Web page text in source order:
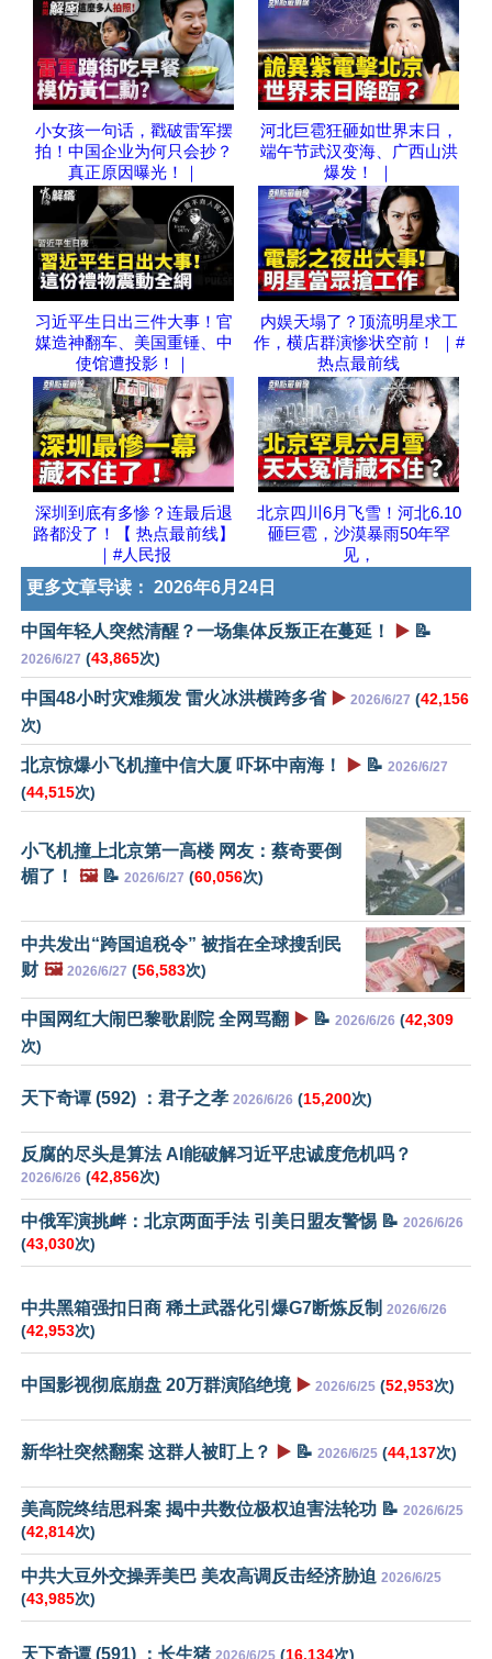
小女孩一句话，戳破雷军摆
拍！中国企业为何只会抄？
真正原因曝光！｜
河北巨雹狂砸如世界末日，
端午节武汉变海、广西山洪
爆发！ ｜
习近平生日出三件大事！官
媒造神翻车、美国重锤、中
使馆遭投影！｜
内娱天塌了？顶流明星求工
作，横店群演惨状空前！ ｜#
热点最前线
深圳到底有多惨？连最后退
路都没了！【 热点最前线】
｜#人民报
北京四川6月飞雪！河北6.10
砸巨雹，沙漠暴雨50年罕
见，
更多文章导读： 2026年6月24日
中国年轻人突然清醒？一场集体反叛正在蔓延！ ▶️ 📝
2026/6/27 (43,865次)
中国48小时灾难频发 雷火冰洪横跨多省 ▶️ 2026/6/27 (42,156
次)
北京惊爆小飞机撞中信大厦 吓坏中南海！ ▶️ 📝 2026/6/27
(44,515次)
小飞机撞上北京第一高楼 网友：蔡奇要倒
楣了！
🖼️📝 2026/6/27 (60,056次)
中共发出“跨国追税令” 被指在全球搜刮民
财 🖼️ 2026/6/27 (56,583次)
中国网红大闹巴黎歌剧院 全网骂翻 ▶️ 📝 2026/6/26 (42,309
次)
天下奇谭 (592) ：君子之孝 2026/6/26 (15,200次)
反腐的尽头是算法 AI能破解习近平忠诚度危机吗？
2026/6/26 (42,856次)
中俄军演挑衅：北京两面手法 引美日盟友警惕 📝 2026/6/26
(43,030次)
中共黑箱强扣日商 稀土武器化引爆G7断炼反制 2026/6/26
(42,953次)
中国影视彻底崩盘 20万群演陷绝境 ▶️ 2026/6/25 (52,953次)
新华社突然翻案 这群人被盯上？ ▶️ 📝 2026/6/25 (44,137次)
美高院终结思科案 揭中共数位极权迫害法轮功 📝 2026/6/25
(42,814次)
中共大豆外交操弄美巴 美农高调反击经济胁迫 2026/6/25
(43,985次)
天下奇谭 (591) ：长生猪 2026/6/25 (16,134次)